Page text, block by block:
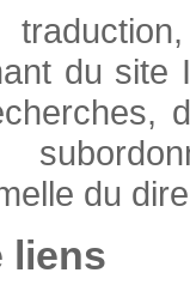
du
du
liens